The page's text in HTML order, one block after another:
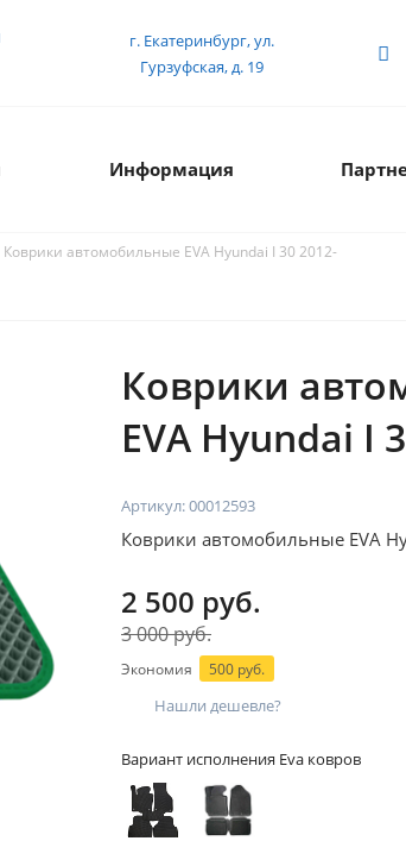
г. Екатеринбург, ул.
Гурзуфская, д. 19
Информация
Коврики автомобильные EVA Hyundai I 30 2012-
Коврики
EVA Hyundai I
Артикул:00012593
Коврики автомобильные EVA
2 500 руб.
3 000 руб.
Экономия 500 руб.
Нашли дешевле?
Вариант исполнения Eva ковров